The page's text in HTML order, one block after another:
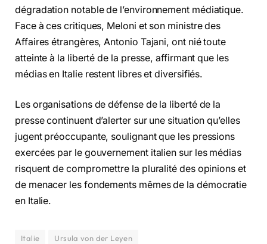
dégradation notable de l’environnement médiatique.
Face à ces critiques, Meloni et son ministre des
Affaires étrangères, Antonio Tajani, ont nié toute
atteinte à la liberté de la presse, affirmant que les
médias en Italie restent libres et diversifiés.
Les organisations de défense de la liberté de la
presse continuent d’alerter sur une situation qu’elles
jugent préoccupante, soulignant que les pressions
exercées par le gouvernement italien sur les médias
risquent de compromettre la pluralité des opinions et
de menacer les fondements mêmes de la démocratie
en Italie.
Italie Ursula von der Leyen